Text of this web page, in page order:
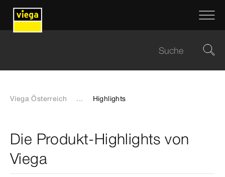
Viega Österreich ... Highlights
Die Produkt-Highlights von
Viega